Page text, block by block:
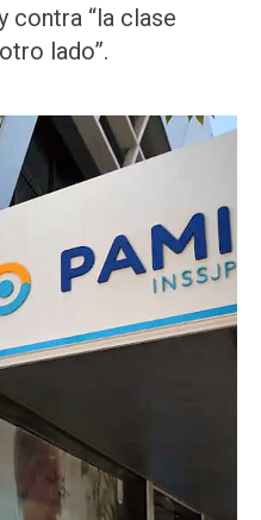
contra “la clase
lado”.